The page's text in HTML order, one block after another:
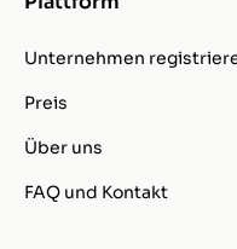
Unternehmen
Preis
Über uns
FAQ und Kontakt